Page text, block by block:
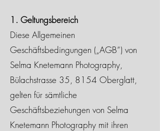
1. Geltungsbereich
Diese Allgemeinen
Geschäftsbedingungen („AGB“) von
Selma Knetemann Photography,
Bülachstrasse 35, 8154 Oberglatt,
gelten für sämtliche
Geschäftsbeziehungen von Selma
Knetemann Photography mit ihren